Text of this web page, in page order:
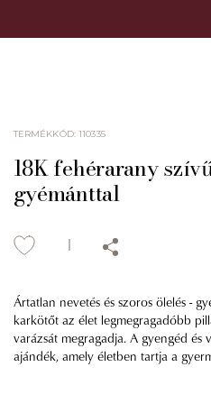
TERMÉKKÓD:110335
18K fehérarany
gyémánttal
Ártatlan nevetés és szoros ölelés -
karkötőt az élet legmegragadóbb
varázsát megragadja. A gyengéd
ajándék, amely életben tartja a